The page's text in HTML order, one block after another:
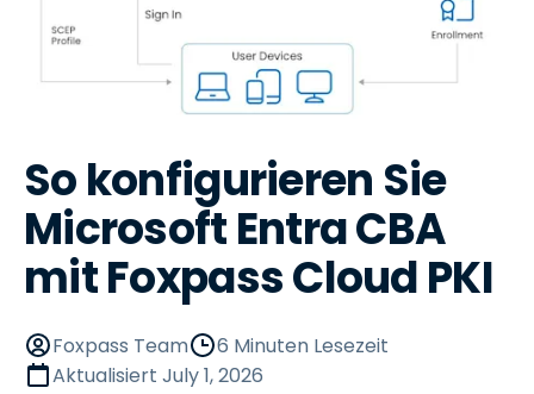
So konfigurieren Sie
Microsoft Entra CBA
mit Foxpass Cloud PKI
Foxpass Team
6 Minuten Lesezeit
Aktualisiert July 1, 2026